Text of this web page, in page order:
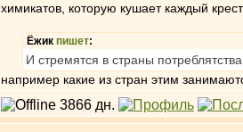
химикатов, которую кушает каждый
Ёжик пишет:
И стремятся в страны
например какие из стран этим